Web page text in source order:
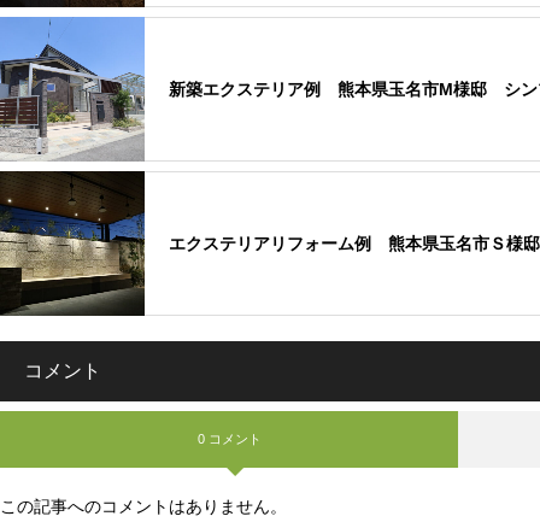
新築エクステリア例 熊本県玉名市M様邸 シ
エクステリアリフォーム例 熊本県玉名市Ｓ
コメント
0 コメント
この記事へのコメントはありません。